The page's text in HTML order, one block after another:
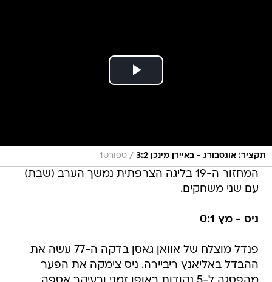
תקציר: אוגסבורג - באיירן מינכן 3:2 / ספורט1
המחזור ה-19 בליגה הצרפתית נמשך הערב (שבת)
עם שני משחקים.
ניס - מץ 0:1
פנדל מוצלח של אוואן גאסן בדקה ה-77 עשה את
ההבדל באליאנץ ריביירה. ניס צימקה את הפער